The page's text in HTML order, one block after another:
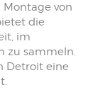
von
die
im
zu sammeln.
Detroit eine